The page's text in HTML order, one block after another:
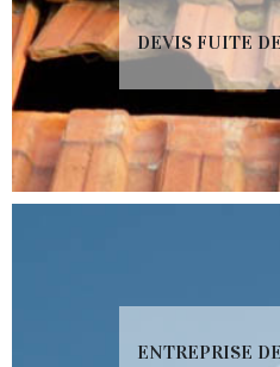
DEVIS FUITE
ENTREPRISE